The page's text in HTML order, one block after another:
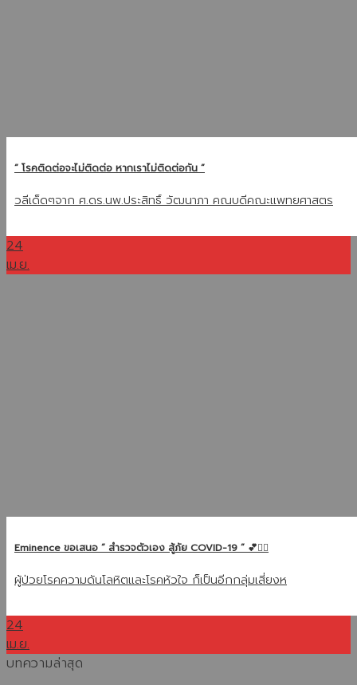
“ โรคติดต่อจะไม่ติดต่อ หากเราไม่ติดต่อกัน ”
วลีเด็ดๆจาก ศ.ดร.นพ.ประสิทธิ์ วัฒนาภา คณบดีคณะแพทยศาสตร
24
เม.ย.
Eminence ขอเสนอ “ สำรวจตัวเอง สู้ภัย COVID-19 ” 💕👩‍⚕️
ผู้ป่วยโรคความดันโลหิตและโรคหัวใจ ก็เป็นอีกกลุ่มเสี่ยงห
24
เม.ย.
บทความล่าสุด